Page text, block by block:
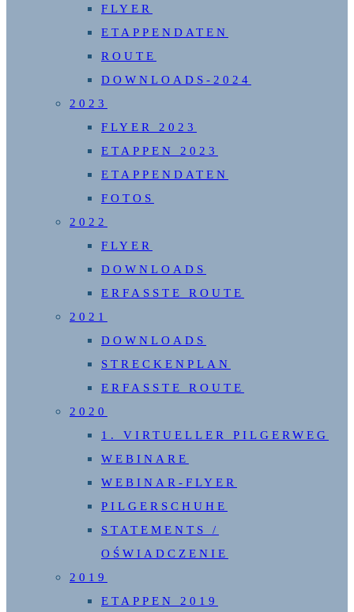
FLYER
ETAPPENDATEN
ROUTE
DOWNLOADS-2024
2023
FLYER 2023
ETAPPEN 2023
ETAPPENDATEN
FOTOS
2022
FLYER
DOWNLOADS
ERFASSTE ROUTE
2021
DOWNLOADS
STRECKENPLAN
ERFASSTE ROUTE
2020
1. VIRTUELLER PILGERWEG
WEBINARE
WEBINAR-FLYER
PILGERSCHUHE
STATEMENTS /
OŚWIADCZENIE
2019
ETAPPEN 2019